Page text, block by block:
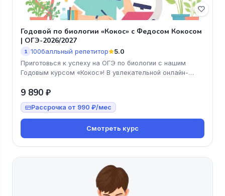
Годовой по биологии «Кокос» с Федосом Кокосом
| ОГЭ-2026/2027
1 100балльный репетитор 5.0
Приготовься к успеху на ОГЭ по биологии с нашим
Годовым курсом «Кокос»! В увлекательной онлайн-
9 890 ₽
Рассрочка от 990 ₽/мес
Смотреть курс